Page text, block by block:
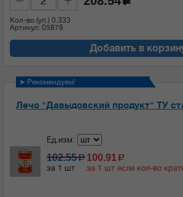
Кол-во (уп.) 0.333
Артикул: 05878
Добавить в
➤ Рекомендуем!
Лечо "Давыдовский продукт" ТУ
Ед.изм:
102.55c
за 1 шт
100.91c
за 1 шт если кол-во